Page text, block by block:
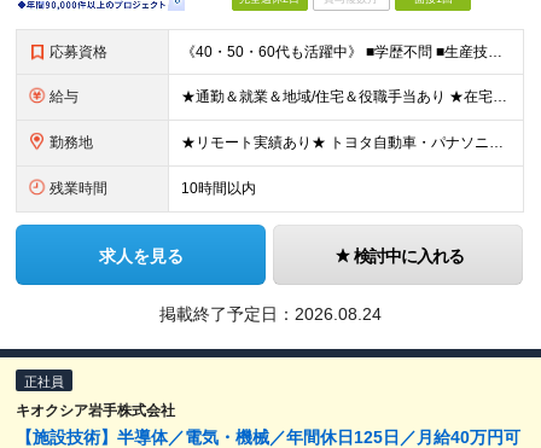
応募資格 《40・50・60代も活躍中》 ■学歴不問 ■生産技術・生産管理・品質保証・評価・設計いずれかの実務経験をお持ちの方 ▽こんな方にオススメです！▽ 「経験を活かして幅広いプロジェクトに携わりたい」
給与 ★通勤＆就業＆地域/住宅＆役職手当あり ★在宅勤務実績あり ★残業代は全額支給 ★選べる給与制度あり！ ■東京・神奈川・千葉・埼玉勤務の場合 月給24.5万円～55万円＋諸手当 （残業代は全額支給）
勤務地 ★リモート実績あり★ トヨタ自動車・パナソニック・東芝など大手メーカーでのポストも多数！ 全国の取引先での就業となります（沖縄を除く） 『地元で働きたい』という希望に、業界トップクラス約7,00
残業時間 10時間以内
求人を見る 検討中に入れる
掲載終了予定日： 2026.08.24
正社員
キオクシア岩手株式会社
【施設技術】半導体／電気・機械／年間休日125日／月給40万円可